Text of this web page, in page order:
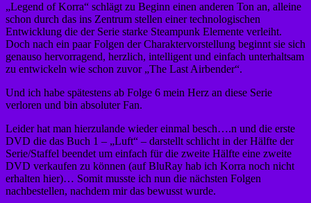
„Legend of Korra“ schlägt zu Beginn einen anderen Ton an, alleine
schon durch das ins Zentrum stellen einer technologischen
Entwicklung die der Serie starke Steampunk Elemente verleiht.
Doch nach ein paar Folgen der Charaktervorstellung beginnt sie sich
genauso hervorragend, herzlich, intelligent und einfach unterhaltsam
zu entwickeln wie schon zuvor „The Last Airbender“.
Und ich habe spätestens ab Folge 6 mein Herz an diese Serie
verloren und bin absoluter Fan.
Leider hat man hierzulande wieder einmal besch….n und die erste
DVD die das Buch 1 – „Luft“ – darstellt schlicht in der Hälfte der
Serie/Staffel beendet um einfach für die zweite Hälfte eine zweite
DVD verkaufen zu können (auf BluRay hab ich Korra noch nicht
erhalten hier)… Somit musste ich nun die nächsten Folgen
nachbestellen, nachdem mir das bewusst wurde.